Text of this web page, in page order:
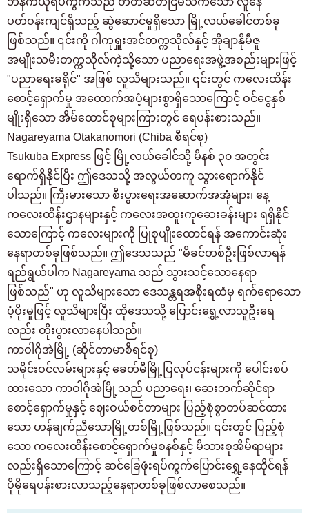
ပတ်ဝန်းကျင်ရှိသည့် ဆွဲဆောင်မှုရှိသော မြို့လယ်ခေါင်တစ်ခု
ဖြစ်သည်။ ၎င်းကို ဂါကုရှူးအင်တက္ကသိုလ်နှင့် အိုချာနိုမီဇူ
အမျိုးသမီးတက္ကသိုလ်ကဲ့သို့သော ပညာရေးအဖွဲ့အစည်းများဖြင့်
"ပညာရေးခရိုင်" အဖြစ် လူသိများသည်။ ၎င်းတွင် ကလေးထိန်း
စောင့်ရှောက်မှု အထောက်အပံ့များစွာရှိသောကြောင့် ဝင်ငွေနှစ်
မျိုးရှိသော အိမ်ထောင်စုများကြားတွင် ရေပန်းစားသည်။
Nagareyama Otakanomori (Chiba စီရင်စု)
Tsukuba Express ဖြင့် မြို့လယ်ခေါင်သို့ မိနစ် ၃၀ အတွင်း
ရောက်ရှိနိုင်ပြီး ဤဒေသသို့ အလွယ်တကူ သွားရောက်နိုင်
ပါသည်။ ကြီးမားသော စီးပွားရေးအဆောက်အအုံများ၊ နေ့
ကလေးထိန်းဌာနများနှင့် ကလေးအထူးကုဆေးခန်းများ ရရှိနိုင်
သောကြောင့် ကလေးများကို ပြုစုပျိုးထောင်ရန် အကောင်းဆုံး
နေရာတစ်ခုဖြစ်သည်။ ဤဒေသသည် "မိခင်တစ်ဦးဖြစ်လာရန်
ရည်ရွယ်ပါက Nagareyama သည် သွားသင့်သောနေရာ
ဖြစ်သည်" ဟု လူသိများသော ဒေသန္တရအစိုးရထံမှ ရက်ရောသော
ပံ့ပိုးမှုဖြင့် လူသိများပြီး ထိုဒေသသို့ ပြောင်းရွှေ့လာသူဦးရေ
လည်း တိုးပွားလာနေပါသည်။
ကာဝါဂိုအဲမြို့ (ဆိုင်တာမာစီရင်စု)
သမိုင်းဝင်လမ်းများနှင့် ခေတ်မီမြို့ပြလုပ်ငန်းများကို ပေါင်းစပ်
ထားသော ကာဝါဂိုအဲမြို့သည် ပညာရေး၊ ဆေးဘက်ဆိုင်ရာ
စောင့်ရှောက်မှုနှင့် ဈေးဝယ်စင်တာများ ပြည့်စုံစွာတပ်ဆင်ထား
သော ဟန်ချက်ညီသောမြို့တစ်မြို့ဖြစ်သည်။ ၎င်းတွင် ပြည့်စုံ
သော ကလေးထိန်းစောင့်ရှောက်မှုစနစ်နှင့် မိသားစုအိမ်ရာများ
လည်းရှိသောကြောင့် ဆင်ခြေဖုံးရပ်ကွက်ပြောင်းရွှေ့နေထိုင်ရန်
ပိုမိုရေပန်းစားလာသည့်နေရာတစ်ခုဖြစ်လာစေသည်။